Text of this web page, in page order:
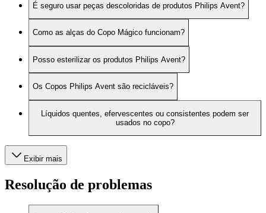
É seguro usar peças descoloridas de produtos Philips Avent?
Como as alças do Copo Mágico funcionam?
Posso esterilizar os produtos Philips Avent?
Os Copos Philips Avent são recicláveis?
Líquidos quentes, efervescentes ou consistentes podem ser
usados no copo?
Exibir mais
Resolução de problemas